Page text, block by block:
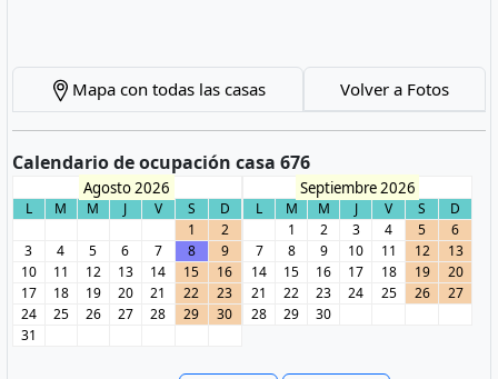
Mapa con todas las casas Volver a Fotos
Calendario de ocupación casa 676
Agosto 2026
L M M J V S
D
1
2
3
4 5 6 7 8
9
10
11 12 13 14 15
16
17
18 19 20 21 22
23
24
25 26 27 28 29
30
31
Septiembre 2026
L M M J V S
D
1
2 3 4 5
6
7
8 9 10 11 12
13
14
15 16 17 18 19
20
21
22 23 24 25 26
27
28
29 30